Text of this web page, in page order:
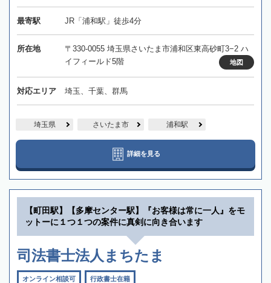
最寄駅 JR「浦和駅」徒歩4分
所在地
〒330-0055 埼玉県さいたま市浦和区東高砂町3−2 ハ
イフィールド5階
地図
対応エリア 埼玉、千葉、群馬
埼玉県 さいたま市 浦和駅
詳細を見る
【町田駅】【多摩センター駅】『お客様は常に一人』をモ
ットーに１つ１つの案件に真剣に向き合います
司法書士法人まちたま
オンライン相談可 行政書士在籍